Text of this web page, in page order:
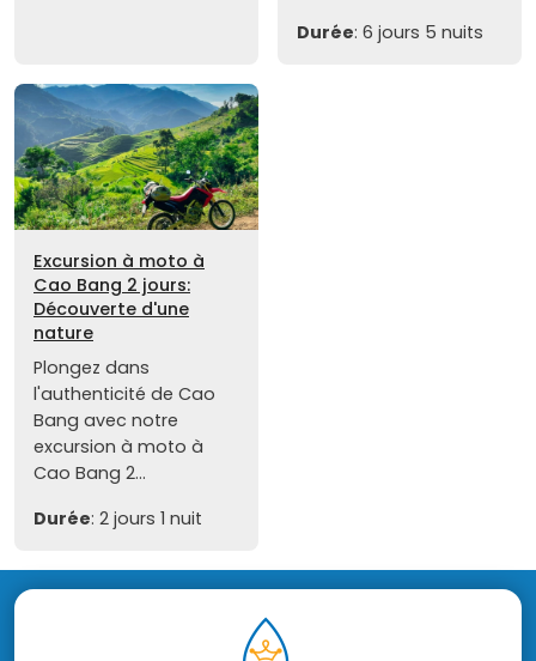
Durée: 6 jours 5 nuits
Excursion à moto à
Cao Bang 2 jours:
Découverte d'une
nature
Plongez dans
l'authenticité de Cao
Bang avec notre
excursion à moto à
Cao Bang 2...
Durée: 2 jours 1 nuit